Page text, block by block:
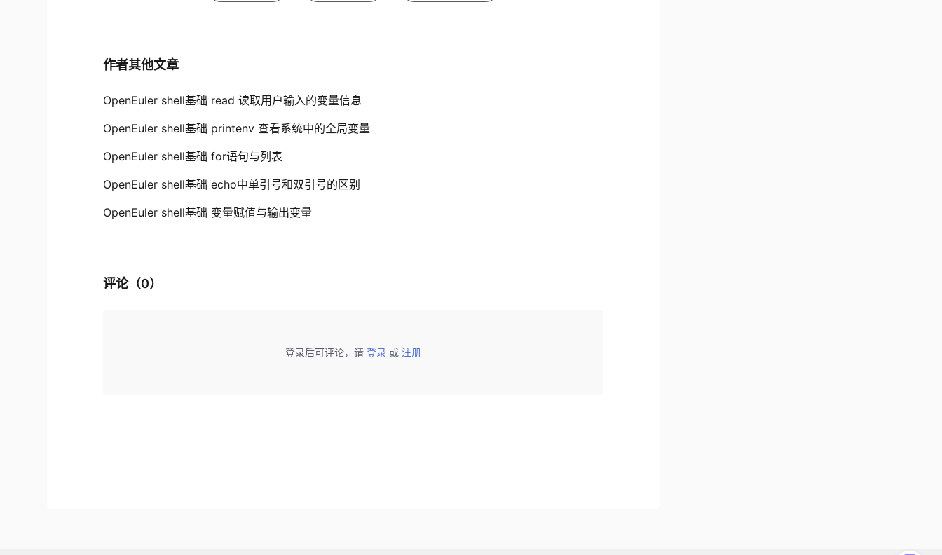
作者其他文章
OpenEuler shell基础 read 读取用户输入的变量信息
OpenEuler shell基础 printenv 查看系统中的全局变量
OpenEuler shell基础 for语句与列表
OpenEuler shell基础 echo中单引号和双引号的区别
OpenEuler shell基础 变量赋值与输出变量
评论（0）
登录后可评论，请 登录 或 注册